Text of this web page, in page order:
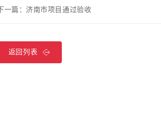
下一篇： 济南市项目通过验收
返回列表